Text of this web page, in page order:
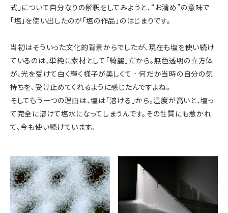
式」について自分なりの解釈をしてみようと、“お清め”の意味で
「塩」を使い出したのが「塩の作品」のはじまりです。
当初はそういった文化的背景からでしたが、現在も塩を使い続け
ているのは、単純に素材として「綺麗」だから。無色透明の立方体
が、光を受けて白く輝く様子が美しくて…何だか当時の自分の気
持ちを、受け止めてくれるように感じたんですよね。
そしてもう一つの理由は、塩は「溶ける」から。湿度が高いと、塩っ
て完全に溶けて塩水になってしまうんです。その性質にも惹かれ
て、今も使い続けています。